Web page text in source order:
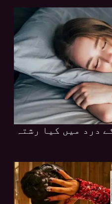
درد میں کیا رشتہ